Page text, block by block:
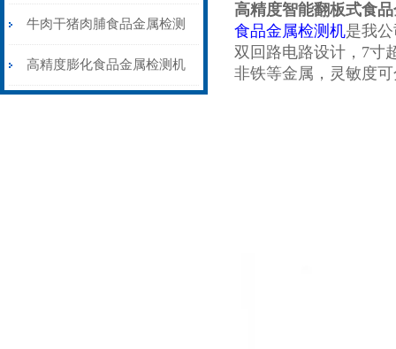
测机液晶显示屏
牛肉干猪肉脯食品金属检测
机皮带输送剔除式
高精度膨化食品金属检测机
高精度智能翻板式食
食品金属检测机是我
双回路电路设计，7寸
非铁等金属，灵敏度